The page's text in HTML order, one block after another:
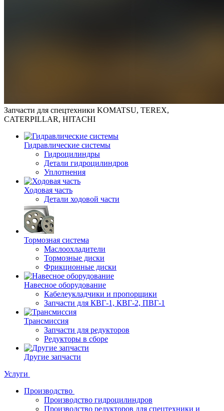
Запчасти для спецтехники KOMATSU, TEREX,
CATERPILLAR, HITACHI
Гидравлические системы
Гидроцилиндры
Детали гидроцилиндров
Уплотнения
Ходовая часть
Детали ходовой части
Тормозная система
Маслоохладители
Тормозные диски
Фрикционные диски
Навесное оборудование
Кабелеукладчики и пропорщики
Запчасти для КВГ-1, КВГ-2, ПВГ-1
Трансмиссия
Запчасти для редукторов
Редукторы в сборе
Другие запчасти
Услуги
Производство
Производство гидроцилиндров
Производство редукторов для спецтехники и